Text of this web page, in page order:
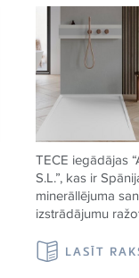
TECE iegādājas
S.L.”, kas ir
minerāllējuma
izstrādājumu
LASĪT